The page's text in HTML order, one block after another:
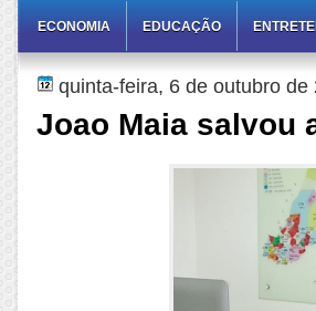
ECONOMIA EDUCAÇÃO
quinta-feira, 6 de outubro de
Joao Maia salvou